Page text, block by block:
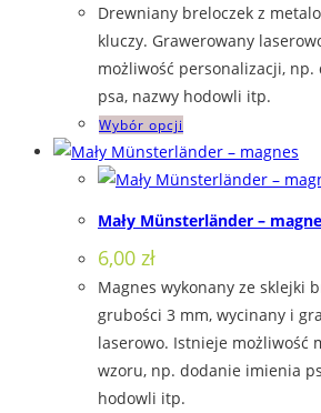
Drewniany breloczek z
kluczy. Grawerowany
możliwość personalizacji,
psa, nazwy hodowli itp.
Wybór opcji
produkt
ma
wariantów.
można
wybrać
na
stronie
produktu
Mały Münsterländer –
6,00 zł
Magnes wykonany ze sklejki
grubości 3 mm, wycinany i
laserowo. Istnieje możliwość
wzoru, np. dodanie imienia
hodowli itp.